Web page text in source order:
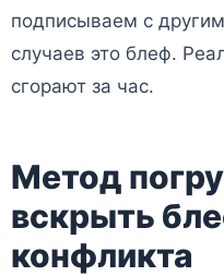
подписываем с
случаев это блеф.
сгорают за час.
Метод
вскрыть
конфликта